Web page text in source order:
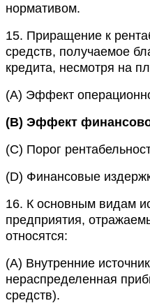
нормативом.
15. Приращение к
средств, получаемое
кредита, несмотря на
(A) Эффект
(B) Эффект
(C) Порог
(D) Финансовые
16. К основным видам
предприятия,
относятся:
(A) Внутренние
нераспределенная
средств).